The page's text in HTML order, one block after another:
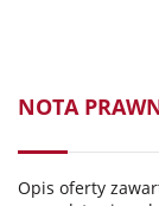
NOTA
Opis oferty